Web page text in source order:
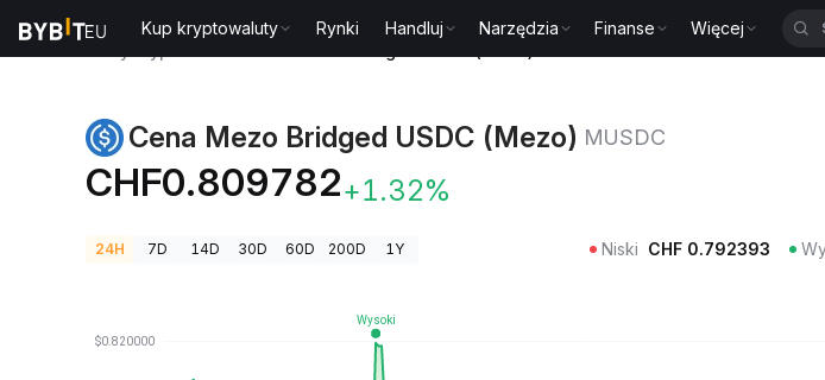
Kup kryptowaluty Rynki Handluj Narzędzia Finanse Więcej
Cena Mezo Bridged USDC (Mezo) MUSDC
CHF0.809782+1.32%
24H 7D 14D 30D 60D 200D 1Y Niski CHF 0.792393